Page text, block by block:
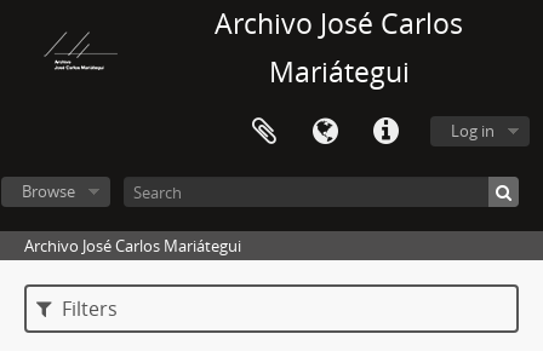
Archivo José Carlos
Mariátegui
Log in
Browse
Archivo José Carlos Mariátegui
Filters